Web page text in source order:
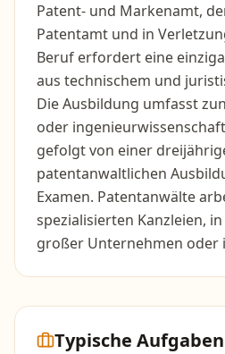
Patent- und Markenamt,
Patentamt und in
Beruf erfordert eine
aus technischem und
Die Ausbildung umfasst
oder
gefolgt von einer
patentanwaltlichen
Examen. Patentanwälte
spezialisierten Kanzleien,
großer Unternehmen oder
Typische Aufgaben